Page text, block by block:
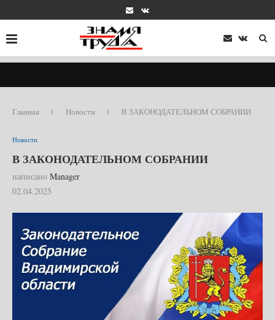
Главная Новости В ЗАКОНОДАТЕЛЬНОМ СОБРАНИИ
Новости
В ЗАКОНОДАТЕЛЬНОМ СОБРАНИИ
написано Manager
02.04.2025